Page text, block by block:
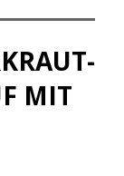
MIT